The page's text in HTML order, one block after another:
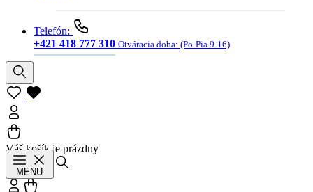
Telefón:
+421 418 777 310 Otváracia doba: (Po-Pia 9-16)
Váš košík je prázdny
MENU
Prihlásiť sa